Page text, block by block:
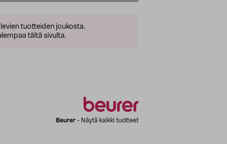
tuotteiden joukosta.
tältä sivulta.
Beurer - Näytä kaikki tuotteet